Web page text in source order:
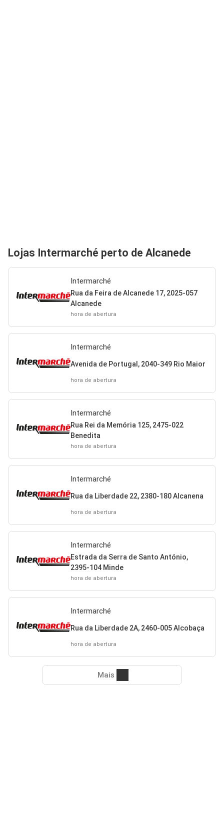
Lojas Intermarché perto de Alcanede
Intermarché
Rua da Feira de Alcanede 17, 2025-057
Alcanede
hora de abertura
Intermarché
Avenida de Portugal, 2040-349 Rio Maior
hora de abertura
Intermarché
Rua Rei da Memória 125, 2475-022
Benedita
hora de abertura
Intermarché
Rua da Liberdade 22, 2380-180 Alcanena
hora de abertura
Intermarché
Estrada da Serra de Santo António,
2395-104 Minde
hora de abertura
Intermarché
Rua da Liberdade 2A, 2460-005 Alcobaça
hora de abertura
Mais